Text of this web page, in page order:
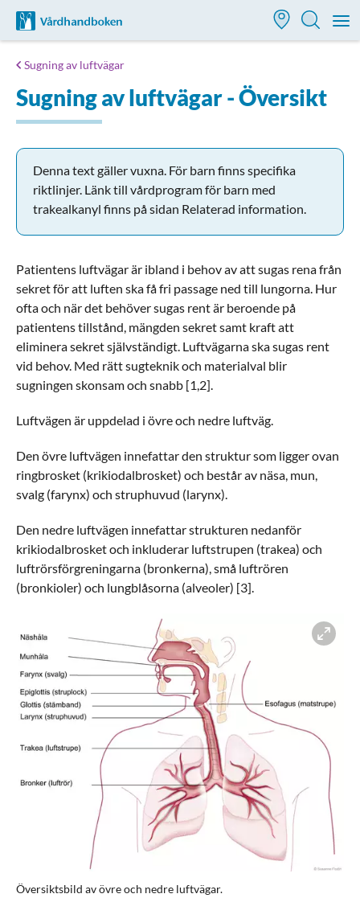
Till startsidan för Vårdhandboken
Sugning av luftvägar
Sugning av luftvägar - Översikt
Denna text gäller vuxna. För barn finns specifika
riktlinjer. Länk till vårdprogram för barn med
trakealkanyl finns på sidan Relaterad information.
Patientens luftvägar är ibland i behov av att sugas rena från
sekret för att luften ska få fri passage ned till lungorna. Hur
ofta och när det behöver sugas rent är beroende på
patientens tillstånd, mängden sekret samt kraft att
eliminera sekret självständigt. Luftvägarna ska sugas rent
vid behov. Med rätt sugteknik och materialval blir
sugningen skonsam och snabb [1,2].
Luftvägen är uppdelad i övre och nedre luftväg.
Den övre luftvägen innefattar den struktur som ligger ovan
ringbrosket (krikiodalbrosket) och består av näsa, mun,
svalg (farynx) och struphuvud (larynx).
Den nedre luftvägen innefattar strukturen nedanför
krikiodalbrosket och inkluderar luftstrupen (trakea) och
luftrörsförgreningarna (bronkerna), små luftrören
(bronkioler) och lungblåsorna (alveoler) [3].
Förstora bilden
Översiktsbild av övre och nedre luftvägar.